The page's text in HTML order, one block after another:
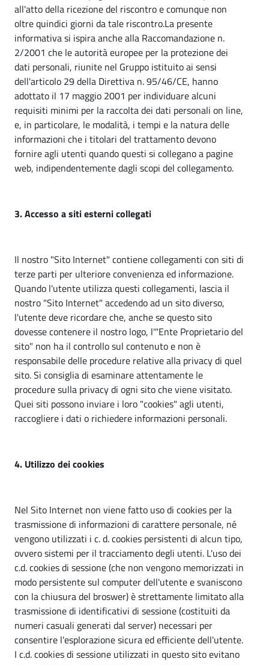
all'atto della ricezione del riscontro e comunque non
oltre quindici giorni da tale riscontro.La presente
informativa si ispira anche alla Raccomandazione n.
2/2001 che le autorità europee per la protezione dei
dati personali, riunite nel Gruppo istituito ai sensi
dell'articolo 29 della Direttiva n. 95/46/CE, hanno
adottato il 17 maggio 2001 per individuare alcuni
requisiti minimi per la raccolta dei dati personali on line,
e, in particolare, le modalità, i tempi e la natura delle
informazioni che i titolari del trattamento devono
fornire agli utenti quando questi si collegano a pagine
web, indipendentemente dagli scopi del collegamento.
3. Accesso a siti esterni collegati
Il nostro "Sito Internet" contiene collegamenti con siti di
terze parti per ulteriore convenienza ed informazione.
Quando l'utente utilizza questi collegamenti, lascia il
nostro "Sito Internet" accedendo ad un sito diverso,
l'utente deve ricordare che, anche se questo sito
dovesse contenere il nostro logo, l'"Ente Proprietario del
sito" non ha il controllo sul contenuto e non è
responsabile delle procedure relative alla privacy di quel
sito. Si consiglia di esaminare attentamente le
procedure sulla privacy di ogni sito che viene visitato.
Quei siti possono inviare i loro "cookies" agli utenti,
raccogliere i dati o richiedere informazioni personali.
4. Utilizzo dei cookies
Nel Sito Internet non viene fatto uso di cookies per la
trasmissione di informazioni di carattere personale, né
vengono utilizzati i c. d. cookies persistenti di alcun tipo,
ovvero sistemi per il tracciamento degli utenti. L'uso dei
c.d. cookies di sessione (che non vengono memorizzati in
modo persistente sul computer dell'utente e svaniscono
con la chiusura del broswer) è strettamente limitato alla
trasmissione di identificativi di sessione (costituiti da
numeri casuali generati dal server) necessari per
consentire l'esplorazione sicura ed efficiente dell'utente.
I c.d. cookies di sessione utilizzati in questo sito evitano